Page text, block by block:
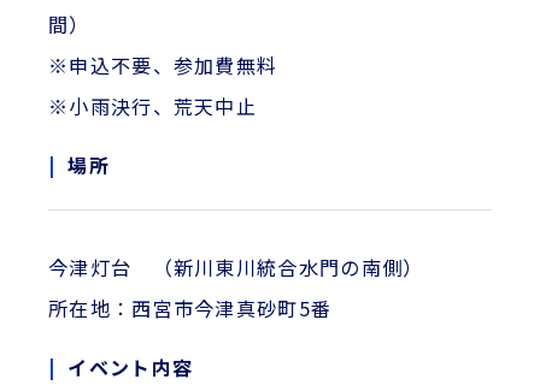
間）
※申込不要、参加費無料
※小雨決行、荒天中止
場所
今津灯台 （新川東川統合水門の南側）
所在地：西宮市今津真砂町5番
イベント内容